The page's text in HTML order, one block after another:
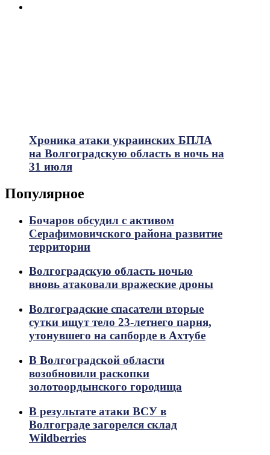
Хроника атаки украинских БПЛА
на Волгоградскую область в ночь на
31 июля
Популярное
Бочаров обсудил с активом
Серафимовичского района развитие
территории
Волгоградскую область ночью
вновь атаковали вражеские дроны
Волгоградские спасатели вторые
сутки ищут тело 23-летнего парня,
утонувшего на сапборде в Ахтубе
В Волгоградской области
возобновили раскопки
золотоордынского городища
В результате атаки ВСУ в
Волгограде загорелся склад
Wildberries